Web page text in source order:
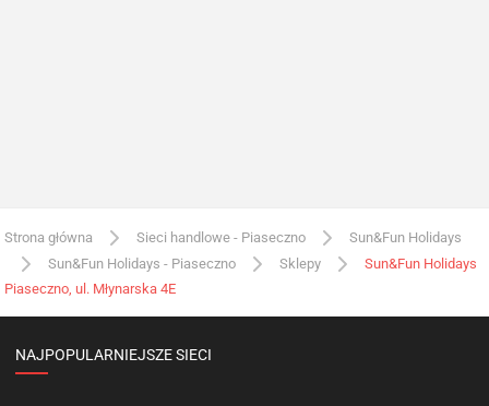
Strona główna Sieci handlowe - Piaseczno
Sun&Fun Holidays
Sun&Fun Holidays - Piaseczno
Sklepy
Sun&Fun Holidays
Piaseczno, ul. Młynarska 4E
NAJPOPULARNIEJSZE SIECI